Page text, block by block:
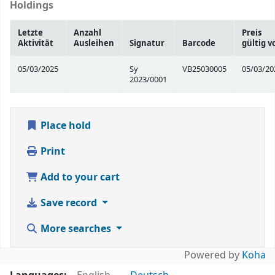
Holdings
Letzte
Aktivität
Anzahl
Ausleihen
Signatur Barcode
Preis
gültig
05/03/2025
Sy
2023/0001
VB25030005 05/03/
Place hold
Print
Add to your cart
Save record
More searches
Powered by Koha